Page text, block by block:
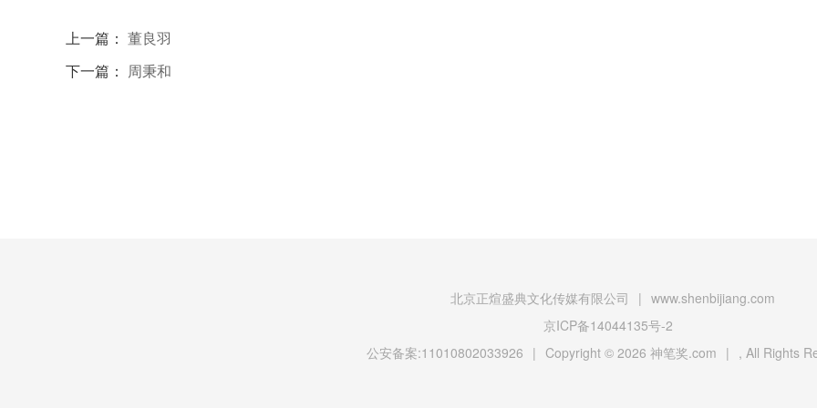
上一篇： 董良羽
下一篇： 周秉和
北京正煊盛典文化传媒有限公司 | www.shenbijiang.com
京ICP备14044135号-2
公安备案:11010802033926 | Copyright © 2026 神笔奖.com | , All Rights